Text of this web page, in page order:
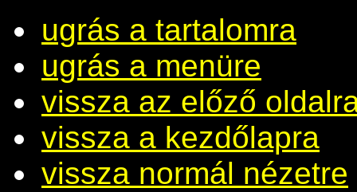
ugrás a tartalomra
ugrás a menüre
vissza az előző
vissza a kezdőlapra
vissza normál nézetre